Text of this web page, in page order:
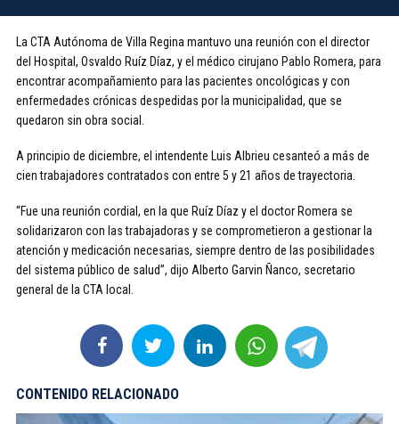
La CTA Autónoma de Villa Regina mantuvo una reunión con el director
del Hospital, Osvaldo Ruíz Díaz, y el médico cirujano Pablo Romera, para
encontrar acompañamiento para las pacientes oncológicas y con
enfermedades crónicas despedidas por la municipalidad, que se
quedaron sin obra social.
A principio de diciembre, el intendente Luis Albrieu cesanteó a más de
cien trabajadores contratados con entre 5 y 21 años de trayectoria.
“Fue una reunión cordial, en la que Ruíz Díaz y el doctor Romera se
solidarizaron con las trabajadoras y se comprometieron a gestionar la
atención y medicación necesarias, siempre dentro de las posibilidades
del sistema público de salud”, dijo Alberto Garvin Ñanco, secretario
general de la CTA local.
CONTENIDO RELACIONADO